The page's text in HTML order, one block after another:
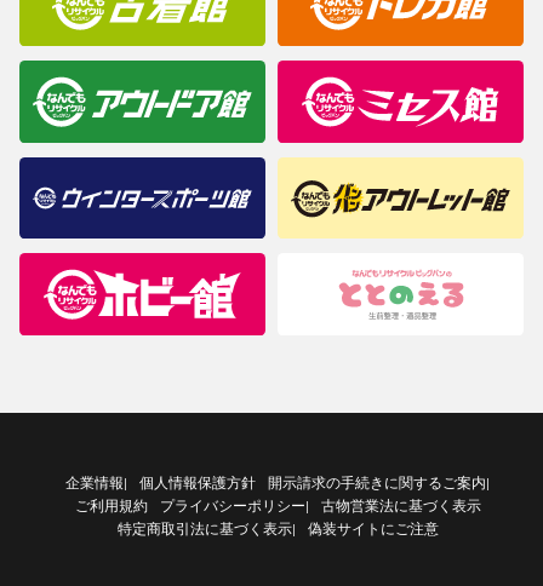
企業情報| 個人情報保護方針 開示請求の手続きに関するご案内|
ご利用規約 プライバシーポリシー|
古物営業法に基づく表示
特定商取引法に基づく表示| 偽装サイトにご注意